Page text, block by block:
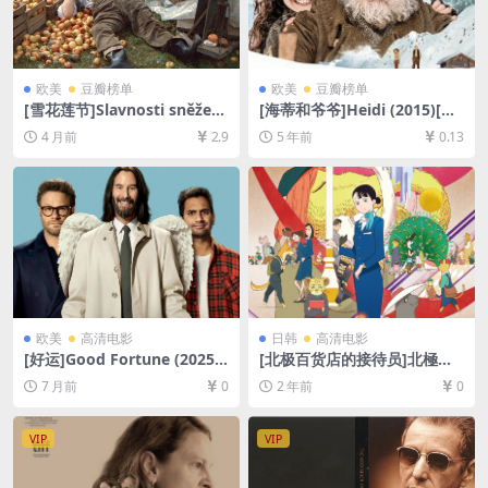
欧美 豆瓣榜单
[雪花莲节]Slavnosti sněžen
ek (1984)[百度网盘+夸克网盘
1080P超清未删减资源][网盘
在线播放/下载][MP4/5.5GB]
[中文字幕]
4 月前 2.9
欧美 豆瓣榜单
[海蒂和爷爷]Heidi (2015)[百
度网盘+迅雷云盘资源1080P
超清未删减][MP4/7.1GB][中
英字幕]
5 年前 0.13
欧美 高清电影
[好运]Good Fortune (2025)
[百度网盘+夸克网盘1080P超
清未删减资源][网盘在线播放/
7 月前 0
日韩 高清电影
[北极百货店的接待员]北極百
貨店のコンシェルジュさん (2
023)[百度网盘+夸克网盘1080
放/下载][MP4/2.3GB][中文字
幕]
2 年前 0
VIP VIP